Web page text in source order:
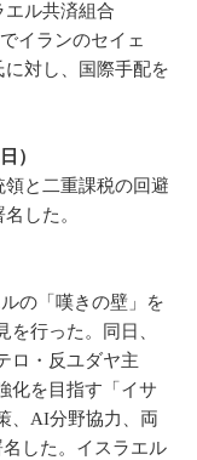
ル共済組合
イランのセイェ
に対し、国際手配を
日）
と二重課税の回避
した。
の「嘆きの壁」を
行った。同日、
ロ・反ユダヤ主
化を目指す「イサ
、AI分野協力、両
した。イスラエル